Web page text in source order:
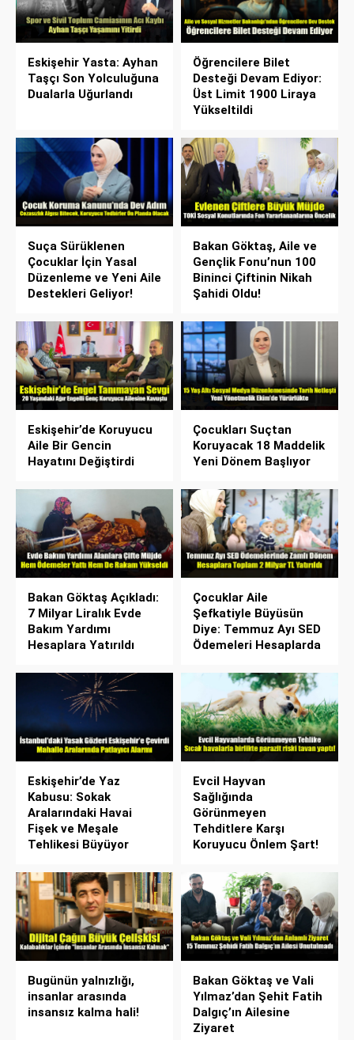
Eskişehir Yasta: Ayhan
Taşçı Son Yolculuğuna
Dualarla Uğurlandı
Öğrencilere Bilet
Desteği Devam Ediyor:
Üst Limit 1900 Liraya
Yükseltildi
Suça Sürüklenen
Çocuklar İçin Yasal
Düzenleme ve Yeni Aile
Destekleri Geliyor!
Bakan Göktaş, Aile ve
Gençlik Fonu’nun 100
Bininci Çiftinin Nikah
Şahidi Oldu!
Eskişehir’de Koruyucu
Aile Bir Gencin
Hayatını Değiştirdi
Çocukları Suçtan
Koruyacak 18 Maddelik
Yeni Dönem Başlıyor
Bakan Göktaş Açıkladı:
7 Milyar Liralık Evde
Bakım Yardımı
Hesaplara Yatırıldı
Çocuklar Aile
Şefkatiyle Büyüsün
Diye: Temmuz Ayı SED
Ödemeleri Hesaplarda
Eskişehir’de Yaz
Kabusu: Sokak
Aralarındaki Havai
Fişek ve Meşale
Tehlikesi Büyüyor
Evcil Hayvan
Sağlığında
Görünmeyen
Tehditlere Karşı
Koruyucu Önlem Şart!
Bugünün yalnızlığı,
insanlar arasında
insansız kalma hali!
Bakan Göktaş ve Vali
Yılmaz’dan Şehit Fatih
Dalgıç’ın Ailesine
Ziyaret